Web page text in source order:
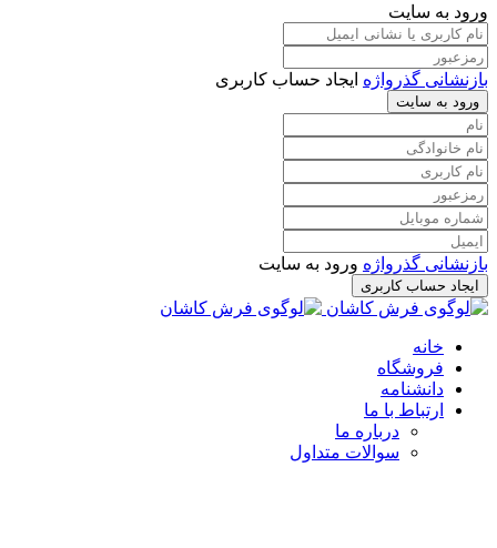
ورود به سایت
بازنشانی گذرواژه ایجاد حساب کاربری
ورود به سایت
بازنشانی گذرواژه ورود به سایت
ایجاد حساب کاربری
خانه
فروشگاه
دانشنامه
ارتباط با ما
درباره ما
سوالات متداول